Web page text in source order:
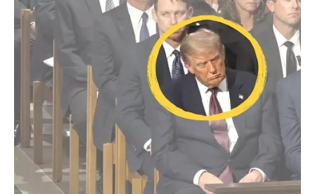
jačanje unutrašnje snage.
U ljubavi, Škorpija shvata ko je iskren, a ko prisutan samo
iz koristi. Na poslovnom planu, moguće su odluke koje
dugoročno menjaju tok vaše karijere. Zvezde vam
poručuju:
slušajte svoj instinkt, jer vas neće prevariti.
STRELAC
Strelčevi u drugoj dekadi februara osećaju potrebu za